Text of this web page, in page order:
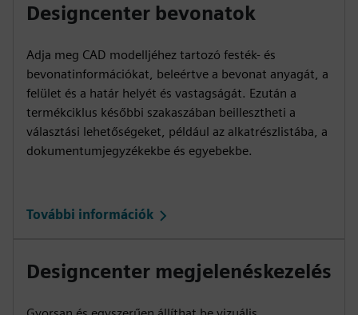
Designcenter bevonatok
Adja meg CAD modelljéhez tartozó festék- és
bevonatinformációkat, beleértve a bevonat anyagát, a
felület és a határ helyét és vastagságát. Ezután a
termékciklus későbbi szakaszában beillesztheti a
választási lehetőségeket, például az alkatrészlistába, a
dokumentumjegyzékekbe és egyebekbe.
További információk
Designcenter megjelenéskezelés